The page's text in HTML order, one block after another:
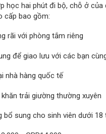
học hai phút đi bộ, chỗ ở của
cấp bao gồm:
rãi với phòng tắm riêng
để giao lưu với các bạn
nhà hàng quốc tế
trải giường thường xuyên
bổ sung cho sinh viên dưới 18